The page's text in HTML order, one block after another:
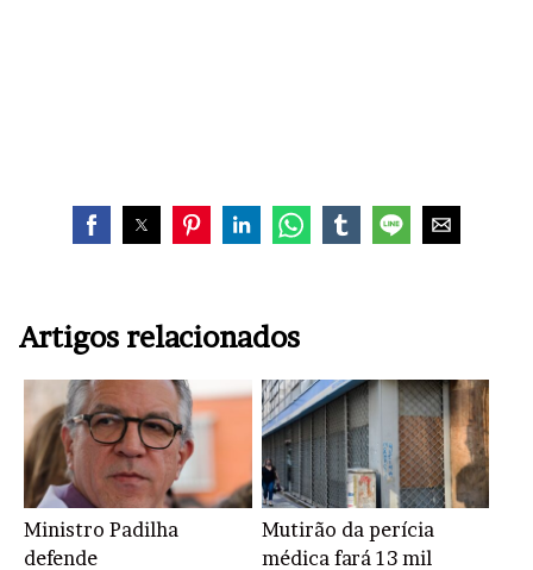
Artigos relacionados
Ministro Padilha
defende
Mutirão da perícia
médica fará 13 mil